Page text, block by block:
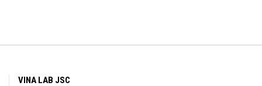
VINA LAB JSC